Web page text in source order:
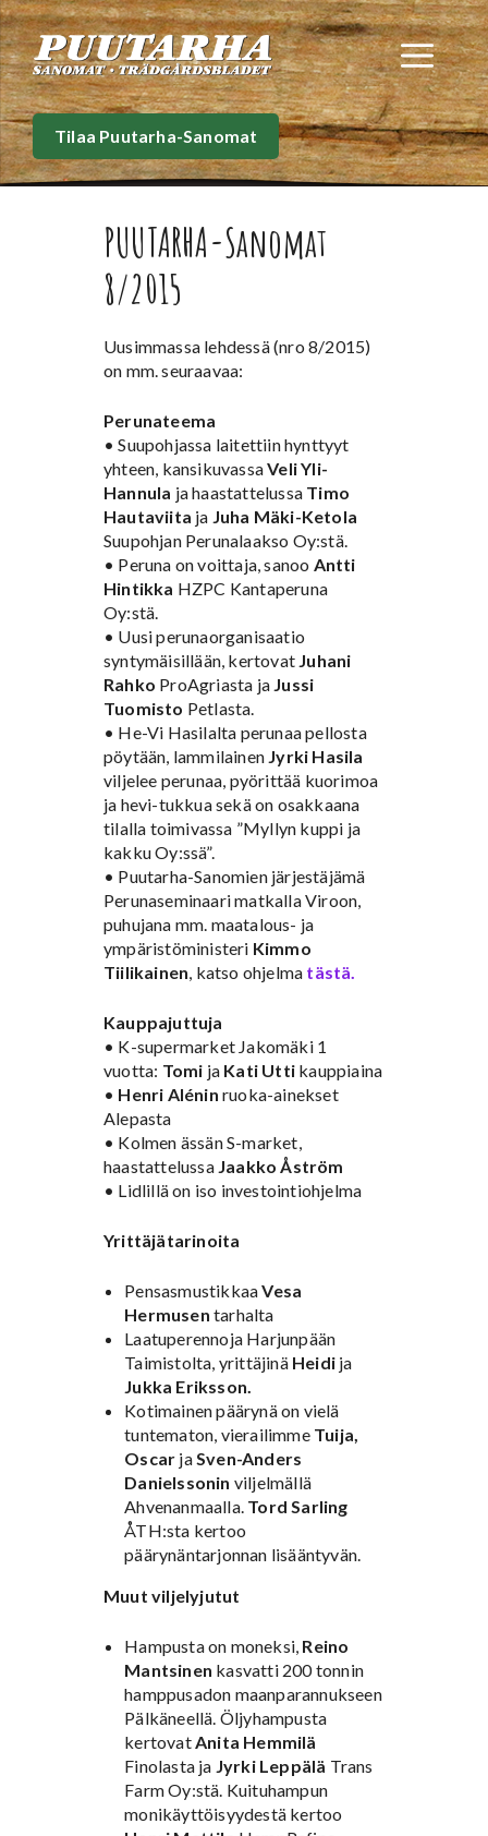
Siirry
sisältöön
Tilaa Puutarha-Sanomat
PUUTARHA-Sanomat
8/2015
Uusimmassa lehdessä (nro 8/2015)
on mm. seuraavaa:
Perunateema
• Suupohjassa laitettiin hynttyyt
yhteen, kansikuvassaVeli Yli-
Hannula ja haastattelussa Timo
Hautaviita ja Juha Mäki-Ketola
Suupohjan Perunalaakso Oy:stä.
• Peruna on voittaja, sanoo Antti
Hintikka HZPC Kantaperuna
Oy:stä.
• Uusi perunaorganisaatio
syntymäisillään, kertovat Juhani
Rahko ProAgriasta ja Jussi
Tuomisto Petlasta.
• He-Vi Hasilalta perunaa pellosta
pöytään, lammilainen Jyrki Hasila
viljelee perunaa, pyörittää kuorimoa
ja hevi-tukkua sekä on osakkaana
tilalla toimivassa ”Myllyn kuppi ja
kakku Oy:ssä”.
• Puutarha-Sanomien järjestäjämä
Perunaseminaari matkalla Viroon,
puhujana mm. maatalous- ja
ympäristöministeri Kimmo
Tiilikainen, katso ohjelma tästä.
Kauppajuttuja
• K-supermarket Jakomäki 1
vuotta: Tomi ja Kati Utti kauppiaina
• Henri Alénin ruoka-ainekset
Alepasta
• Kolmen ässän S-market,
haastattelussa Jaakko Åström
• Lidlillä on iso investointiohjelma
Yrittäjätarinoita
PensasmustikkaaVesa
Hermusen tarhalta
Laatuperennoja Harjunpään
Taimistolta, yrittäjinäHeidi ja
Jukka Eriksson.
Kotimainen päärynä on vielä
tuntematon, vierailimme Tuija,
Oscar jaSven-Anders
Danielssonin viljelmällä
Ahvenanmaalla. Tord Sarling
ÅTH:sta kertoo
päärynäntarjonnan lisääntyvän.
Muut viljelyjutut
Hampusta on moneksi, Reino
Mantsinen kasvatti 200 tonnin
hamppusadon maanparannukseen
Pälkäneellä. Öljyhampusta
kertovatAnita Hemmilä
Finolasta ja Jyrki Leppälä Trans
Farm Oy:stä. Kuituhampun
monikäyttöisyydestä kertoo